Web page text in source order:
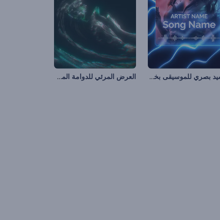
تجسيد بصري للموسيقى بخطوط النيون العرض المرئي للدوامة المجردة